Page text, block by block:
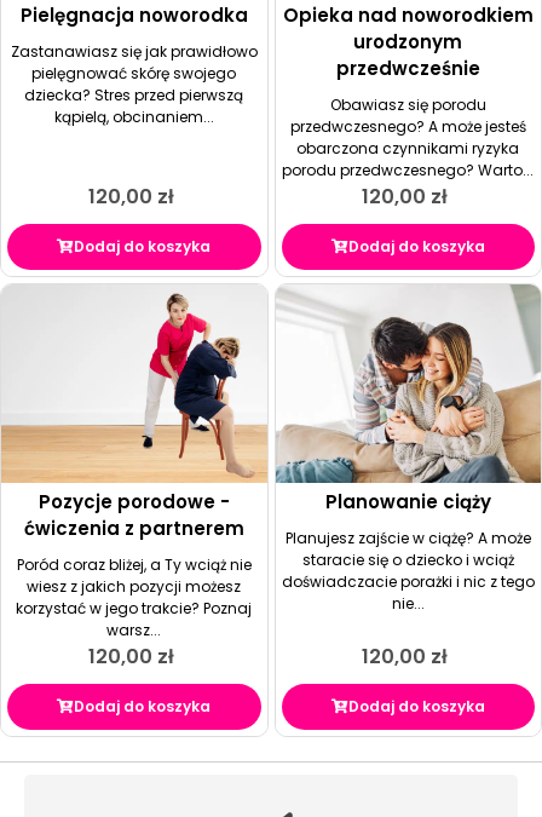
Pielęgnacja noworodka
Zastanawiasz się jak prawidłowo
pielęgnować skórę swojego
dziecka? Stres przed pierwszą
kąpielą, obcinaniem...
120,00 zł
Dodaj do koszyka
Opieka nad noworodkiem
urodzonym
przedwcześnie
Obawiasz się porodu
przedwczesnego? A może jesteś
obarczona czynnikami ryzyka
porodu przedwczesnego? Warto...
120,00 zł
Dodaj do koszyka
Pozycje porodowe -
ćwiczenia z partnerem
Poród coraz bliżej, a Ty wciąż nie
wiesz z jakich pozycji możesz
korzystać w jego trakcie? Poznaj
warsz...
120,00 zł
Dodaj do koszyka
Planowanie ciąży
Planujesz zajście w ciążę? A może
staracie się o dziecko i wciąż
doświadczacie porażki i nic z tego
nie...
120,00 zł
Dodaj do koszyka